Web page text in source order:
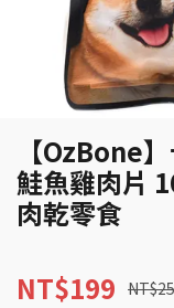
【OzBone
鮭魚雞肉片
肉乾零食
NT$199